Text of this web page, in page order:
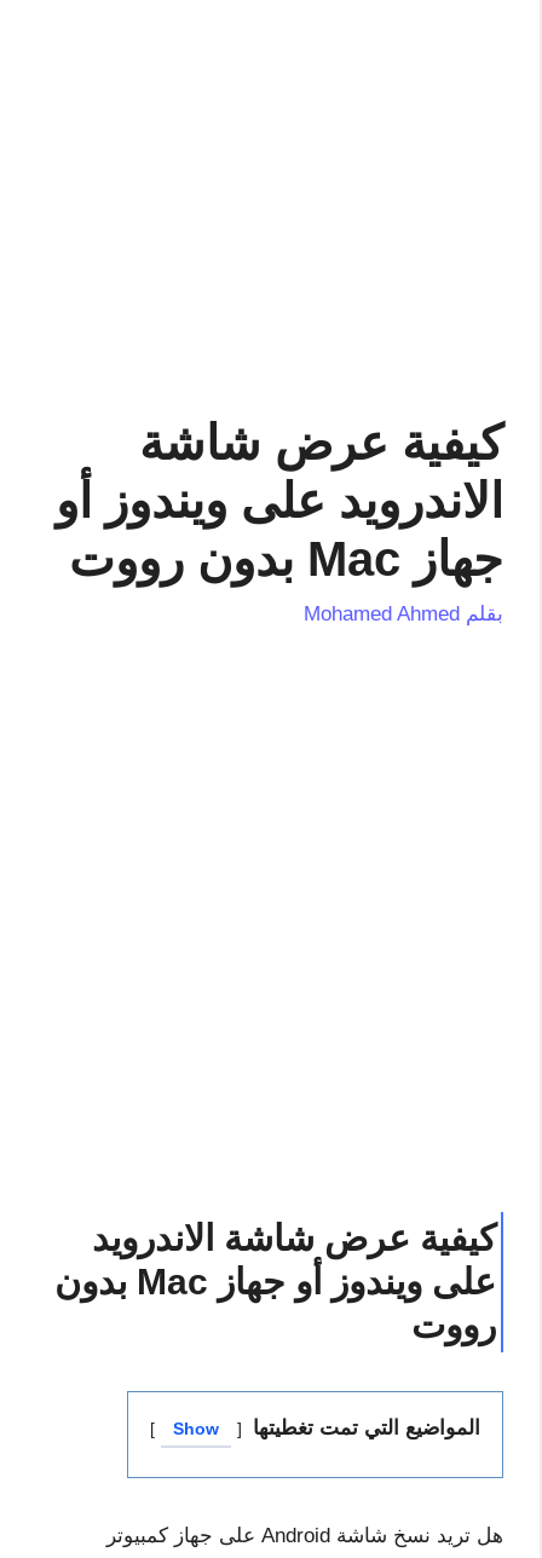
كيفية عرض شاشة
الاندرويد على ويندوز أو
جهاز Mac بدون رووت
بقلم Mohamed Ahmed
كيفية عرض شاشة الاندرويد
على ويندوز أو جهاز Mac بدون
رووت
المواضيع التي تمت تغطيتها Show
هل تريد نسخ شاشة Android على جهاز كمبيوتر